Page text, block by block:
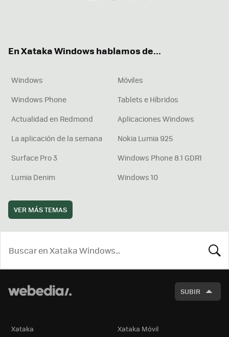
En Xataka Windows hablamos de...
Windows
Móviles
Windows Phone
Tablets e Híbridos
Actualidad en Redmond
Aplicaciones Windows
La aplicación de la semana
Nokia Lumia 925
Surface Pro 3
Windows Phone 8.1 GDR1
Lumia Denim
Windows 10
VER MÁS TEMAS
SUBIR
Xataka Xataka Móvil